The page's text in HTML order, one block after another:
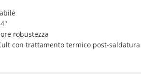
robustezza
con trattamento termico post-saldatura